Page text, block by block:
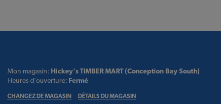
Mon magasin: Hickey's TIMBER MART (Conception Bay South)
Heures d'ouverture: Fermé
CHANGEZ DE MAGASIN DÉTAILS DU MAGASIN